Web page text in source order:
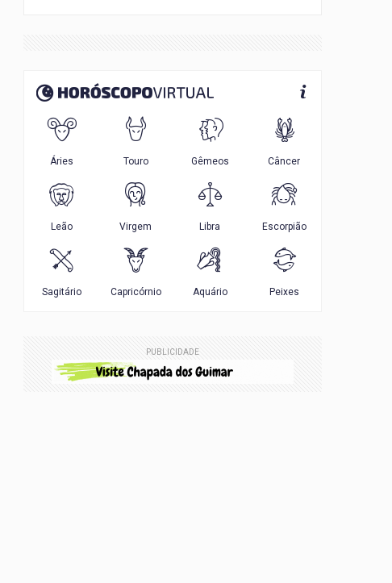
PUBLICIDADE